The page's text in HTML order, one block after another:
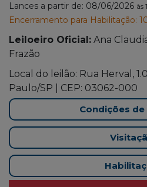
Lances a partir de: 08/06/2026 às
Encerramento para Habilitação:
Leiloeiro Oficial: Ana
Frazão
Local do leilão: Rua Herval,
Paulo/SP | CEP: 03062-000
Condições de